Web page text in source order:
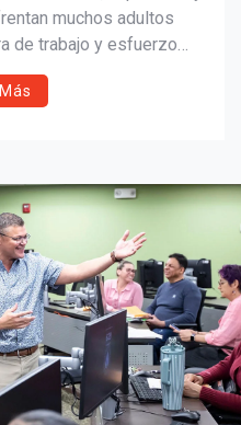
muchos adultos
de trabajo y esfuerzo
Pedro se enfrenta al
de la dignidad